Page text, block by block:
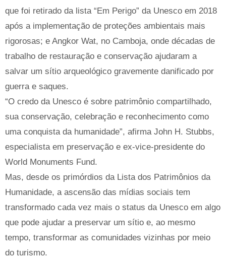
que foi retirado da lista “Em Perigo” da Unesco em 2018
após a implementação de proteções ambientais mais
rigorosas; e Angkor Wat, no Camboja, onde décadas de
trabalho de restauração e conservação ajudaram a
salvar um sítio arqueológico gravemente danificado por
guerra e saques.
“O credo da Unesco é sobre patrimônio compartilhado,
sua conservação, celebração e reconhecimento como
uma conquista da humanidade”, afirma John H. Stubbs,
especialista em preservação e ex-vice-presidente do
World Monuments Fund.
Mas, desde os primórdios da Lista dos Patrimônios da
Humanidade, a ascensão das mídias sociais tem
transformado cada vez mais o status da Unesco em algo
que pode ajudar a preservar um sítio e, ao mesmo
tempo, transformar as comunidades vizinhas por meio
do turismo.